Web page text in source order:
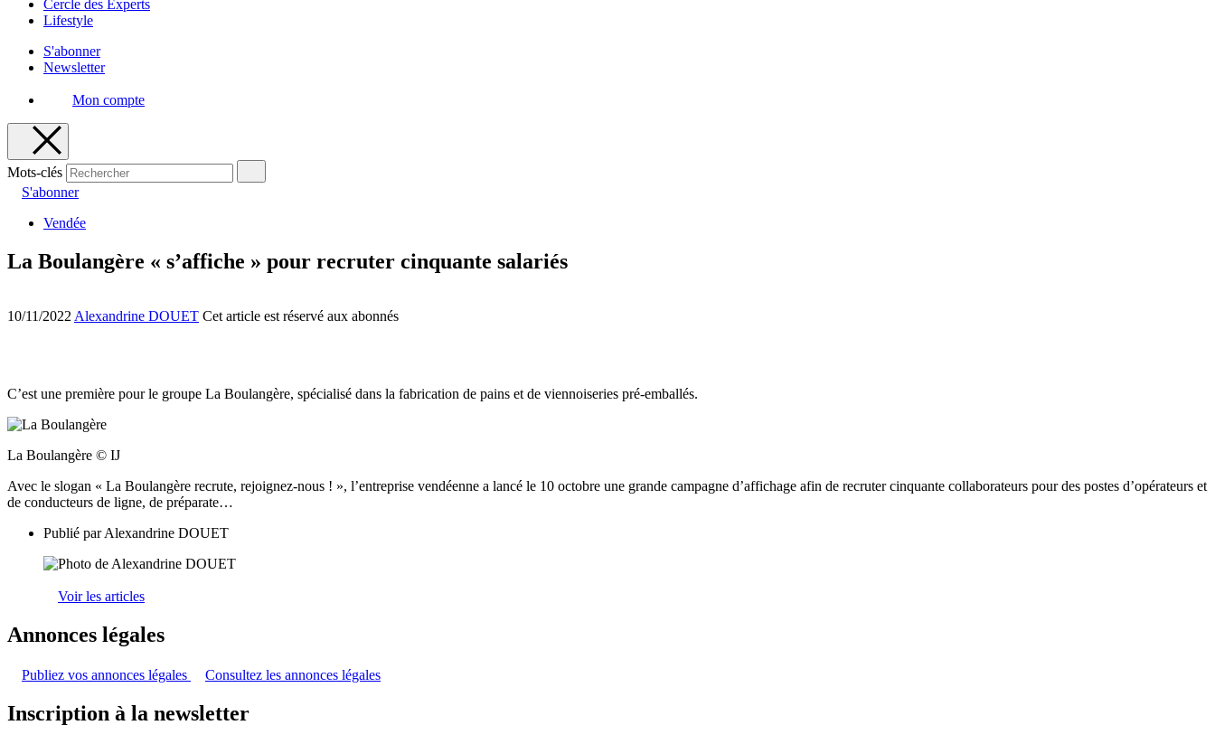
Cercle des Experts
Lifestyle
S'abonner
Newsletter
Mon compte
Mots-clés
S'abonner
Vendée
La Boulangère « s’affiche » pour recruter cinquante salariés
10/11/2022 Alexandrine DOUET Cet article est réservé aux abonnés
C’est une première pour le groupe La Boulangère, spécialisé dans la fabrication de pains et de viennoiseries pré-emballés.
La Boulangère © IJ
Avec le slogan « La Boulangère recrute, rejoignez-nous ! », l’entreprise vendéenne a lancé le 10 octobre une grande campagne d’affichage afin de recruter cinquante collaborateurs pour des postes d’opérateurs et
de conducteurs de ligne, de préparate…
Publié parAlexandrine DOUET
Voir les articles
Annonces légales
Publiez vos annonces légales Consultez les annonces légales
Inscription à la newsletter